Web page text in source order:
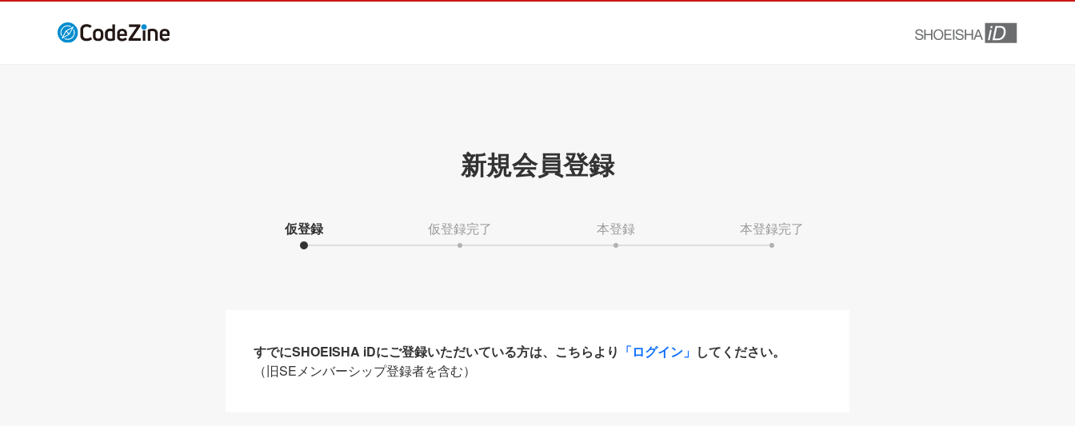
新規会員登録
仮登録 仮登録完了 本登録 本登録完了
すでにSHOEISHA iDにご登録いただいている方は、こちらより 「ログイン」 してください。
（旧SEメンバーシップ登録者を含む）